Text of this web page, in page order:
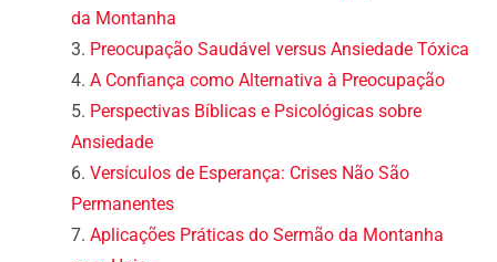
da Montanha
Preocupação Saudável versus Ansiedade Tóxica
A Confiança como Alternativa à Preocupação
Perspectivas Bíblicas e Psicológicas sobre
Ansiedade
Versículos de Esperança: Crises Não São
Permanentes
Aplicações Práticas do Sermão da Montanha